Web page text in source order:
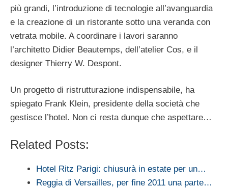
più grandi, l’introduzione di tecnologie all’avanguardia
e la creazione di un ristorante sotto una veranda con
vetrata mobile. A coordinare i lavori saranno
l’architetto Didier Beautemps, dell’atelier Cos, e il
designer Thierry W. Despont.
Un progetto di ristrutturazione indispensabile, ha
spiegato Frank Klein, presidente della società che
gestisce l’hotel. Non ci resta dunque che aspettare…
Related Posts:
Hotel Ritz Parigi: chiusurà in estate per un…
Reggia di Versailles, per fine 2011 una parte…